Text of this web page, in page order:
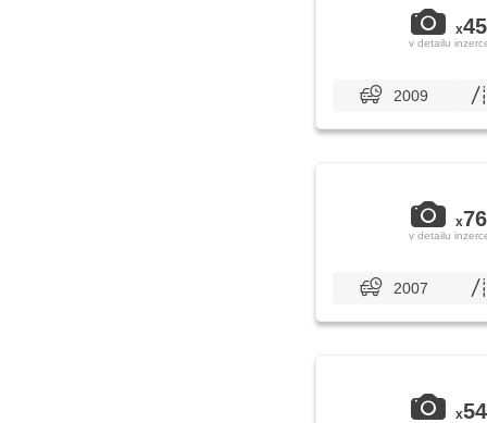
x45
v detailu
2009
x76
v detailu
2007
x54